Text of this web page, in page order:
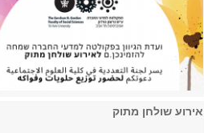
אירוע שולחן מתוק